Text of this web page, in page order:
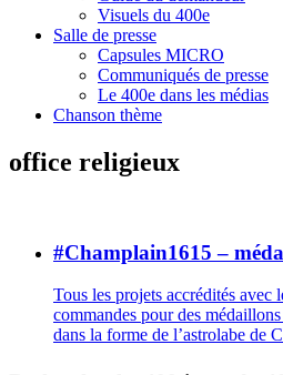
Visuels du 400e
Salle de presse
Capsules MICRO
Communiqués de presse
Le 400e dans les médias
Chanson thème
office religieux
#Champlain1615 –
Tous les projets accrédités avec
commandes pour des
dans la forme de l’astrolabe de